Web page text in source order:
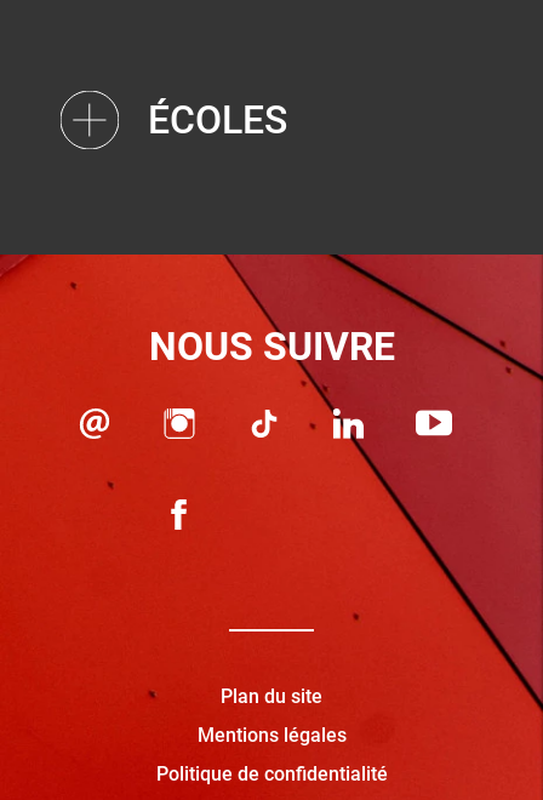
ÉCOLES
NOUS SUIVRE
Plan du site
Mentions légales
Politique de confidentialité